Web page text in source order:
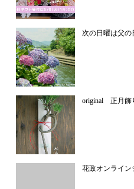
次の日曜は父の
original 正月飾
花政オンライ